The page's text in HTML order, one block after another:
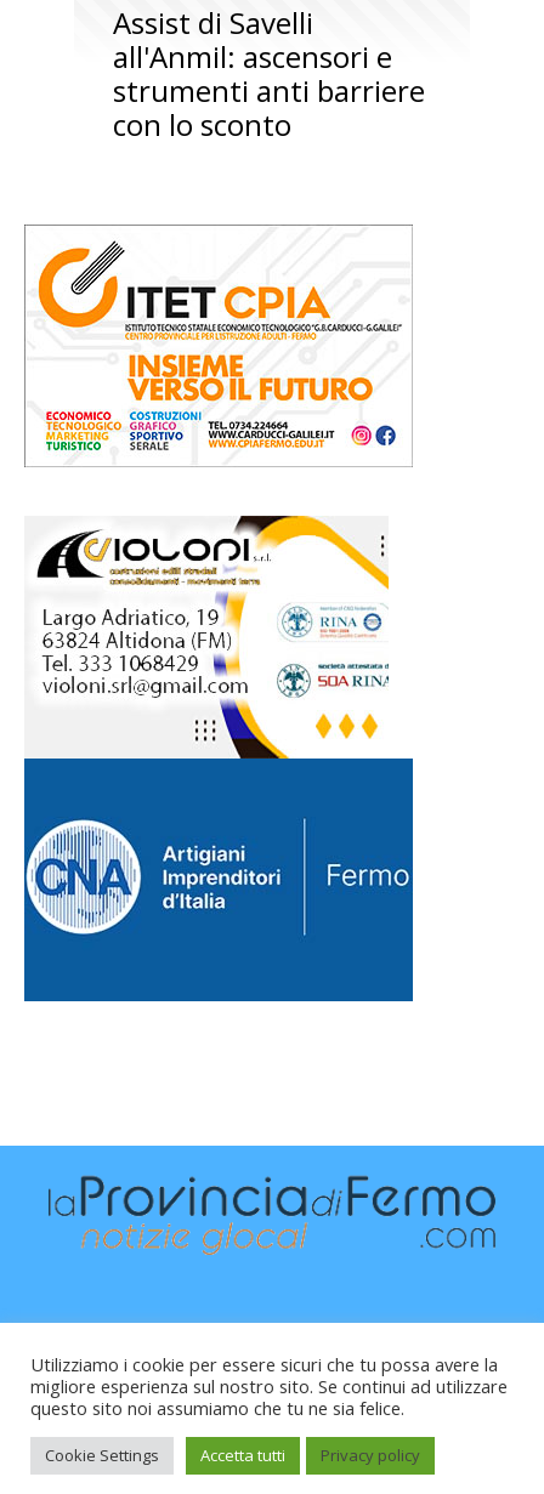
Assist di Savelli
all'Anmil: ascensori e
strumenti anti barriere
con lo sconto
Raffaele Vitali - via Leopardi 10 - 61121 Pesaro (PU) -
Cod.Fisc VTLRFL77B02L500Y - Testata giornalistica, aut.
Trib.Fermo n.04/2010 del 05/08/2010
Utilizziamo i cookie per essere sicuri che tu possa avere la
migliore esperienza sul nostro sito. Se continui ad utilizzare
questo sito noi assumiamo che tu ne sia felice.
Cookie Settings Accetta tutti Privacy policy